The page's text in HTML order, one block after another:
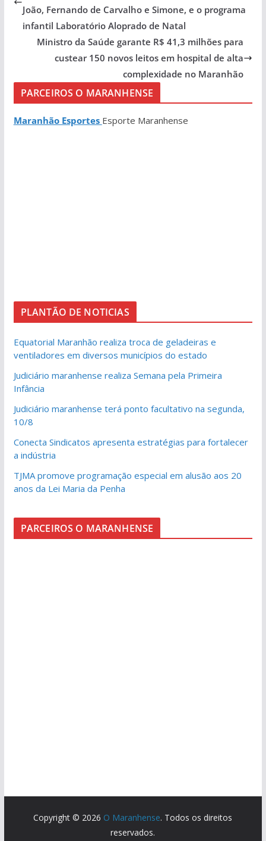
João, Fernando de Carvalho e Simone, e o programa
infantil Laboratório Aloprado de Natal
Ministro da Saúde garante R$ 41,3 milhões para
custear 150 novos leitos em hospital de alta
complexidade no Maranhão
PARCEIROS O MARANHENSE
Maranhão Esportes Esporte Maranhense
PLANTÃO DE NOTICIAS
Equatorial Maranhão realiza troca de geladeiras e
ventiladores em diversos municípios do estado
Judiciário maranhense realiza Semana pela Primeira
Infância
Judiciário maranhense terá ponto facultativo na segunda,
10/8
Conecta Sindicatos apresenta estratégias para fortalecer
a indústria
TJMA promove programação especial em alusão aos 20
anos da Lei Maria da Penha
PARCEIROS O MARANHENSE
Copyright © 2026 O Maranhense. Todos os direitos
reservados.